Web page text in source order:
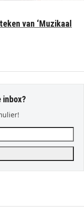
van ‘Muzikaal